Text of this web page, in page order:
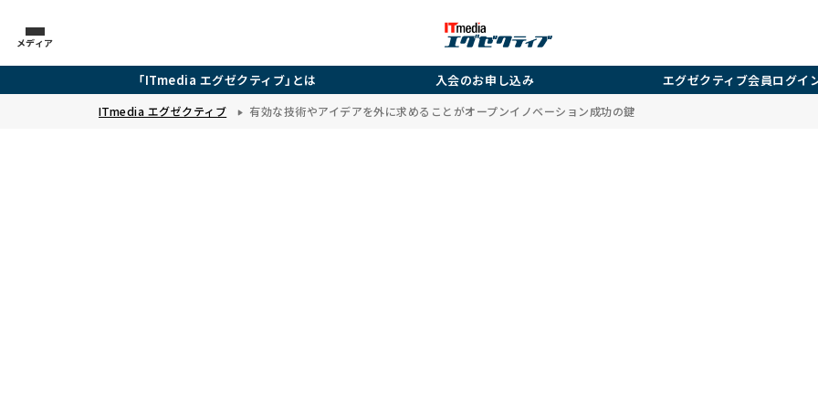
メディア
「ITmedia エグゼクティブ」とは 入会のお申し込み エグゼクティブ会員ログイ
ITmedia エグゼクティブ 有効な技術やアイデアを外に求めることがオープンイノベーション成功の鍵